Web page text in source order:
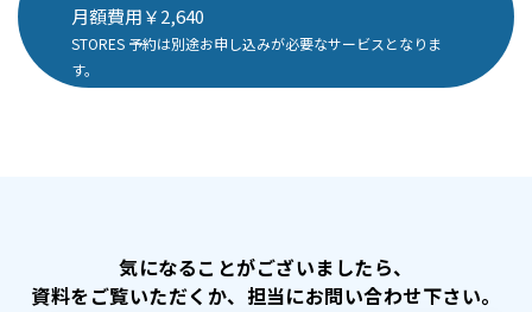
月額費用￥2,640
STORES 予約は別途お申し込みが必要なサービスとなりま
す。
気になることがございましたら、
資料をご覧いただくか、 担当にお問い合わせ下さい。